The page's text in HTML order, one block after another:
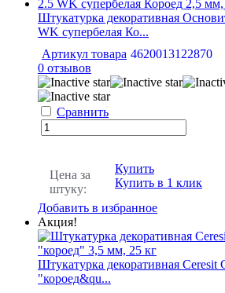
Штукатурка декоративная
WK супербелая Ко...
Артикул товара 4620013122870
0 отзывов
Сравнить
Цена за
штуку:
Купить
Купить в 1 клик
Добавить в избранное
Акция!
Штукатурка декоративная Ceresit
"короед&qu...